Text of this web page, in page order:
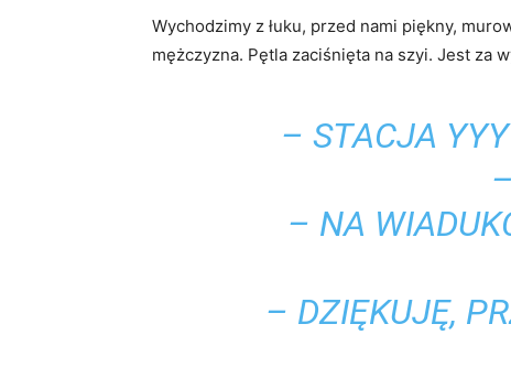
Wychodzimy z łuku, przed nami piękny,
mężczyzna. Pętla zaciśnięta na szyi. Jest za
– STACJA
– NA
– DZIĘKUJĘ,